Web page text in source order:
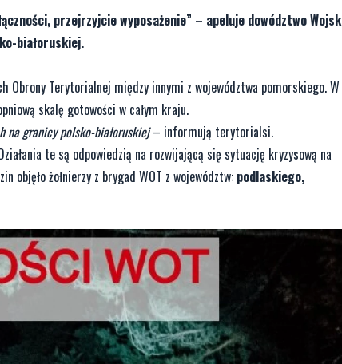
przejrzyjcie wyposażenie” – apeluje dowództwo Wojsk
białoruskiej.
Obrony Terytorialnej między innymi z województwa pomorskiego. W
skalę gotowości w całym kraju.
na granicy polsko-białoruskiej– informują terytorialsi.
te są odpowiedzią na rozwijającą się sytuację kryzysową na
objęło żołnierzy z brygad WOT z województw: podlaskiego,